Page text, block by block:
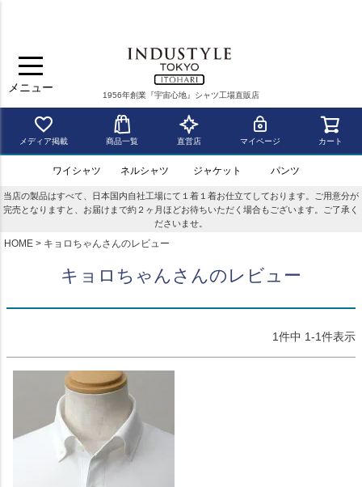
メニュー
1956年創業『宇宙心地』シャツ工場直販店
メディア掲載 商品一覧 直営店 マイページ カート
ワイシャツ ネルシャツ ジャケット パンツ
当店の製品はすべて、日本国内自社工場にて１着１着お仕立てしております。ご用意分が
完売となりますと、お届けまで約２ヶ月ほどお待ちいただく場合もございます。ご了承く
ださいませ。
HOME キョロちゃんさんのレビュー
キョロちゃんさんのレビュー
1件中 1-1件表示